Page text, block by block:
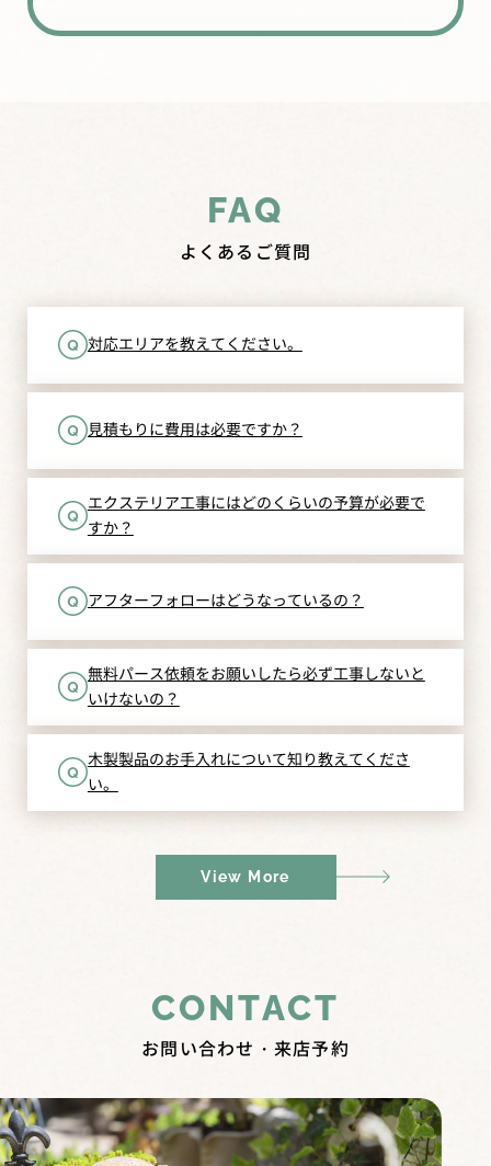
FAQ
よくあるご質問
対応エリアを教えてください。
見積もりに費用は必要ですか？
エクステリア工事にはどのくらいの予算が必要で
すか？
アフターフォローはどうなっているの？
無料パース依頼をお願いしたら必ず工事しないと
いけないの？
木製製品のお手入れについて知り教えてくださ
い。
View More
CONTACT
お問い合わせ・来店予約